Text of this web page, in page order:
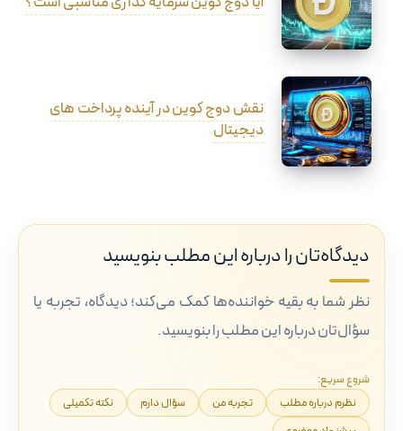
نقش دوج کوین در آینده پرداخت های
دیجیتال
دیدگاه‌تان را درباره این مطلب بنویسید
نظر شما به بقیه خواننده‌ها کمک می‌کند؛ دیدگاه، تجربه یا
سؤال‌تان درباره این مطلب را بنویسید.
شروع سریع:
نظرم درباره مطلب
تجربه من سؤال دارم
نکته تکمیلی